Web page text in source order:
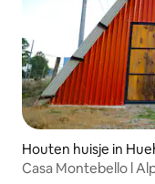
Houten huisje in
Casa Montebello l